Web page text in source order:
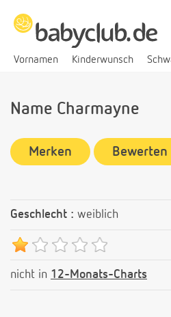
Vornamen Kinderwunsch
Name Charmayne
Merken Bewerten
Geschlecht : weiblich
nicht in 12-Monats-Charts